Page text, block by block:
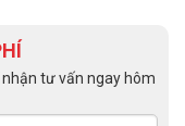
tư vấn ngay hôm